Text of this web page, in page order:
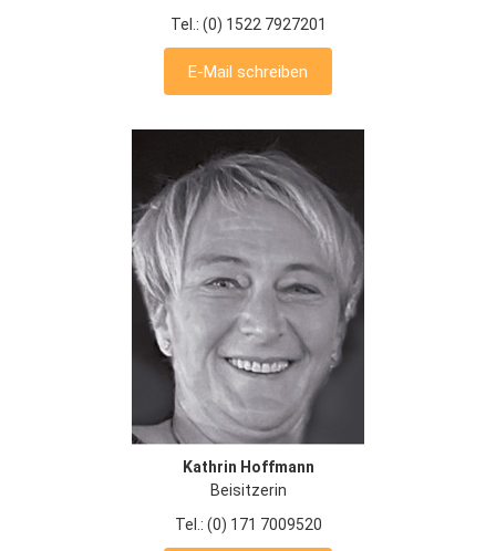
Tel.: (0) 1522 7927201
E-Mail schreiben
Kathrin Hoffmann
Beisitzerin
Tel.: (0) 171 7009520